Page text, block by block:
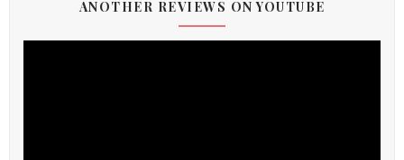
ANOTHER REVIEWS ON YOUTUBE